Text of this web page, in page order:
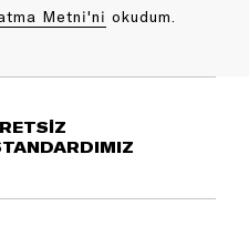
Metni'ni okudum.